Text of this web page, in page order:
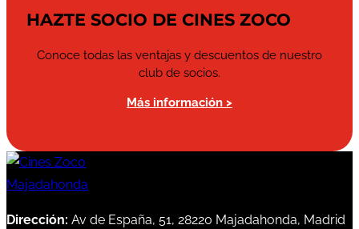
HAZTE SOCIO DE CINES ZOCO
Conoce todas las ventajas y descuentos de nuestro
club de socios.
Más información >
Dirección: Av de España, 51, 28220 Majadahonda, Madrid